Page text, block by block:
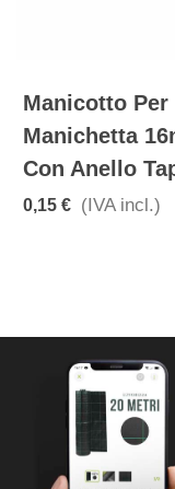
Manicotto Per
Manichetta
Con Anello
0,15 € (IVA incl.)